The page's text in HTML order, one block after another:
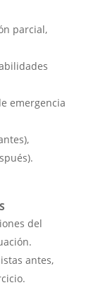
parcial,
emergencia
del
antes,